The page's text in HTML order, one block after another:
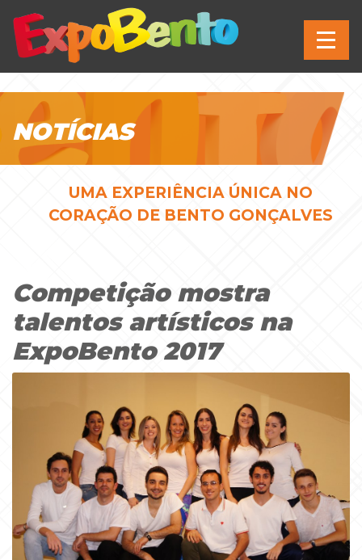
NOTÍCIAS
UMA EXPERIÊNCIA ÚNICA NO
CORAÇÃO DE BENTO GONÇALVES
Competição mostra
talentos artísticos na
ExpoBento 2017